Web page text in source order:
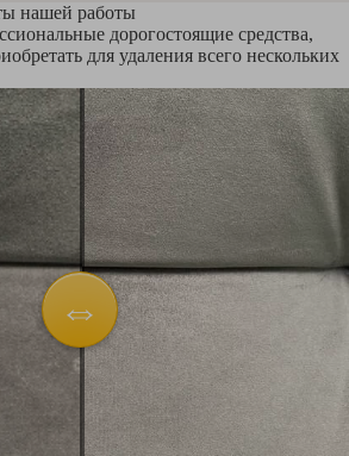
нашей работы
дорогостоящие средства,
для удаления всего нескольких